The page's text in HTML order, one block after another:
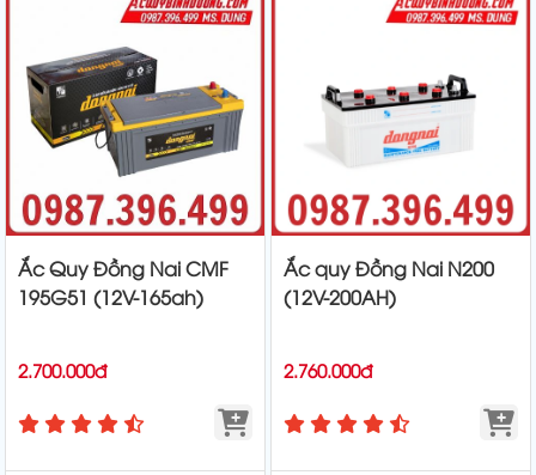
Ắc Quy Đồng Nai CMF
195G51 (12V-165ah)
2.700.000đ
Ắc quy Đồng Nai N200
(12V-200AH)
2.760.000đ